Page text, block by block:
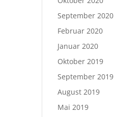
September 2020
Februar 2020
Januar 2020
Oktober 2019
September 2019
August 2019
Mai 2019